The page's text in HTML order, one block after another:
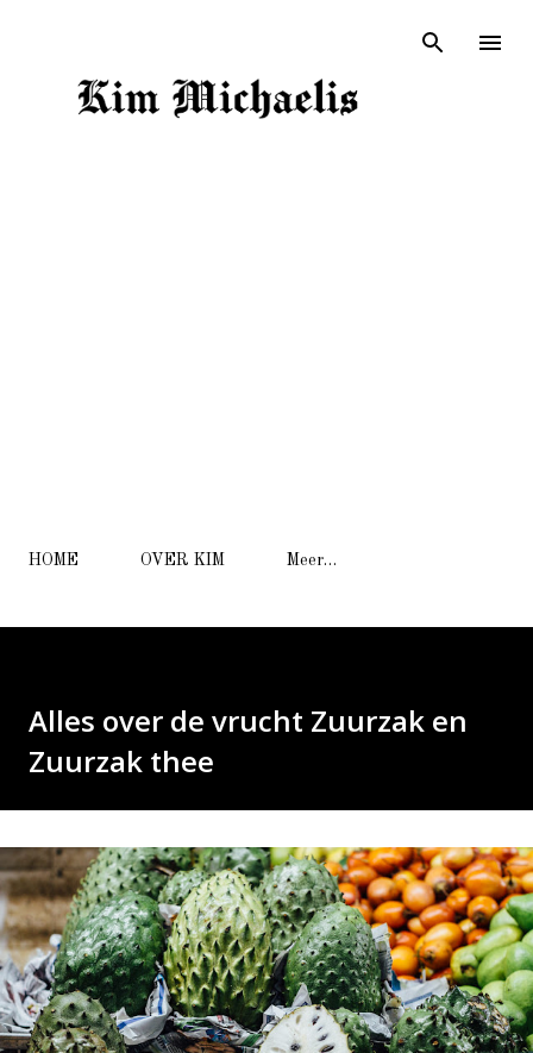
HOME OVER KIM Meer…
Alles over de vrucht Zuurzak en
Zuurzak thee